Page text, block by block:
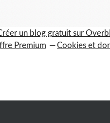
un blog gratuit sur
Premium
Cookies et